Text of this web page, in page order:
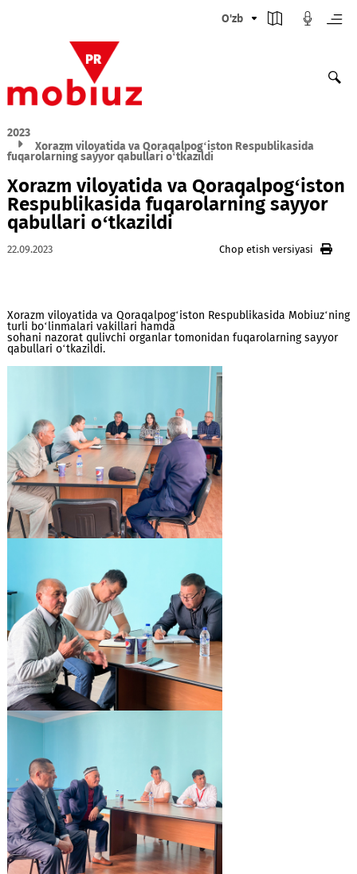
O'zb
2023
Xorazm viloyatida va Qoraqalpog‘iston Respublikasida
fuqarolarning sayyor qabullari o‘tkazildi
Xorazm viloyatida va
Respublikasida fuqarolarning
qabullari o‘tkazildi
Xorazm viloyatida va Qoraqalpog‘iston Respublikasida
turli bo‘linmalari vakillari hamda
sohani nazorat qulivchi organlar tomonidan fuqarolarning